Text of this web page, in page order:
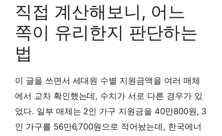
직접 계산해보니, 어느
쪽이 유리한지 판단하는
법
이 글을 쓰면서 세대원 수별 지원금액을 여러 매체
에서 교차 확인했는데, 수치가 서로 다른 경우가 있
었다. 일부 매체는 2인 가구 지원금을 40만800원, 3
인 가구를 56만6,700원으로 적어놨는데, 한국에너